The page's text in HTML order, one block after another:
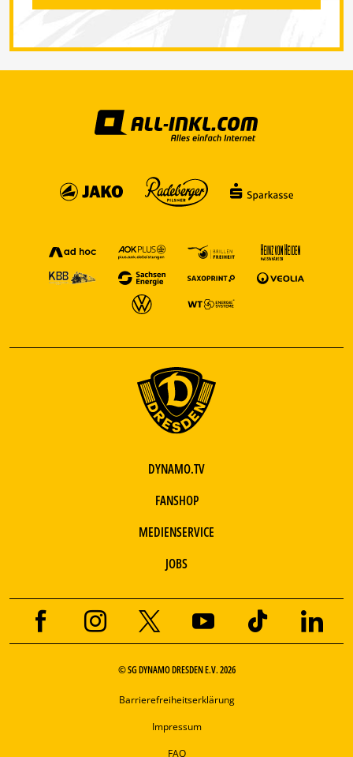
DYNAMO.TV
FANSHOP
MEDIENSERVICE
JOBS
© SG DYNAMO DRESDEN E.V. 2026
Barrierefreiheitserklärung
Impressum
FAQ